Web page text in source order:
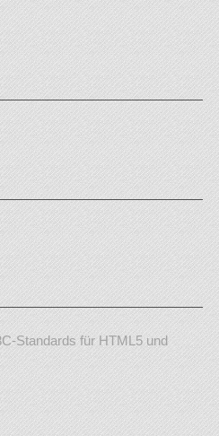
Standards für HTML5 und